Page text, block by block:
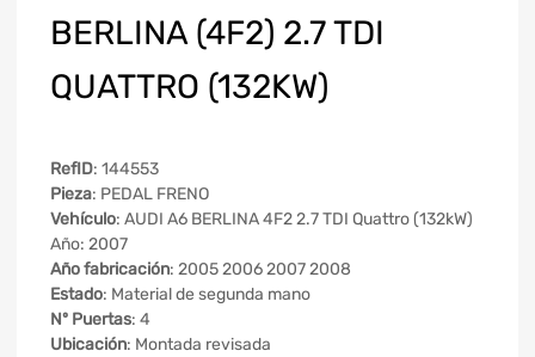
BERLINA (4F2) 2.7 TDI
QUATTRO (132KW)
RefID: 144553
Pieza: PEDAL FRENO
Vehículo: AUDI A6 BERLINA 4F2 2.7 TDI Quattro (132kW)
Año: 2007
Año fabricación: 2005 2006 2007 2008
Estado: Material de segunda mano
Nº Puertas: 4
Ubicación: Montada revisada